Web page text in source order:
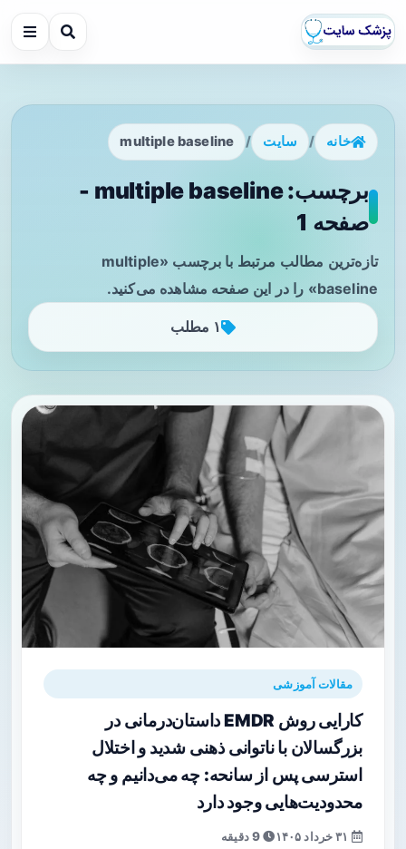
خانه / سایت /
multiple baseline
برچسب: multiple baseline -
صفحه 1
تازه‌ترین مطالب مرتبط با برچسب «multiple
baseline» را در این صفحه مشاهده می‌کنید.
۱ مطلب
مقالات آموزشی
کارایی روش EMDR داستان‌درمانی در
بزرگسالان با ناتوانی ذهنی شدید و اختلال
استرسی پس از سانحه: چه می‌دانیم و چه
محدودیت‌هایی وجود دارد
9 دقیقه